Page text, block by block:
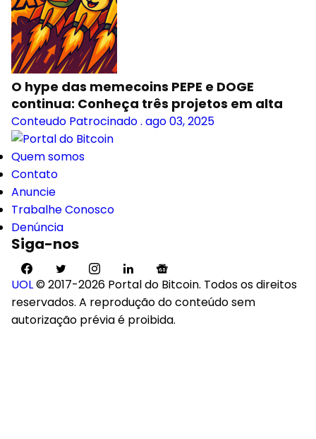
O hype das memecoins PEPE e DOGE
continua: Conheça três projetos em alta
Conteudo Patrocinado. ago 03, 2025
Quem somos
Contato
Anuncie
Trabalhe Conosco
Denúncia
Siga-nos
UOL© 2017-2026 Portal do Bitcoin. Todos os direitos
reservados. A reprodução do conteúdo sem
autorização prévia é proibida.